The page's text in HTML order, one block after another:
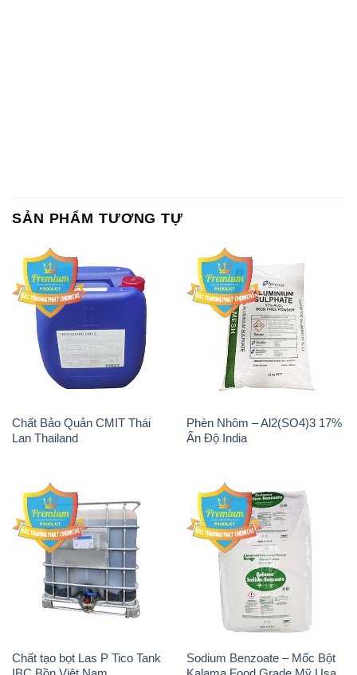
SẢN PHẨM TƯƠNG TỰ
Chất Bảo Quản CMIT Thái
Lan Thailand
Phèn Nhôm – Al2(SO4)3 17%
Ấn Độ India
Chất tạo bọt Las P Tico Tank
Sodium Benzoate – Mốc Bột